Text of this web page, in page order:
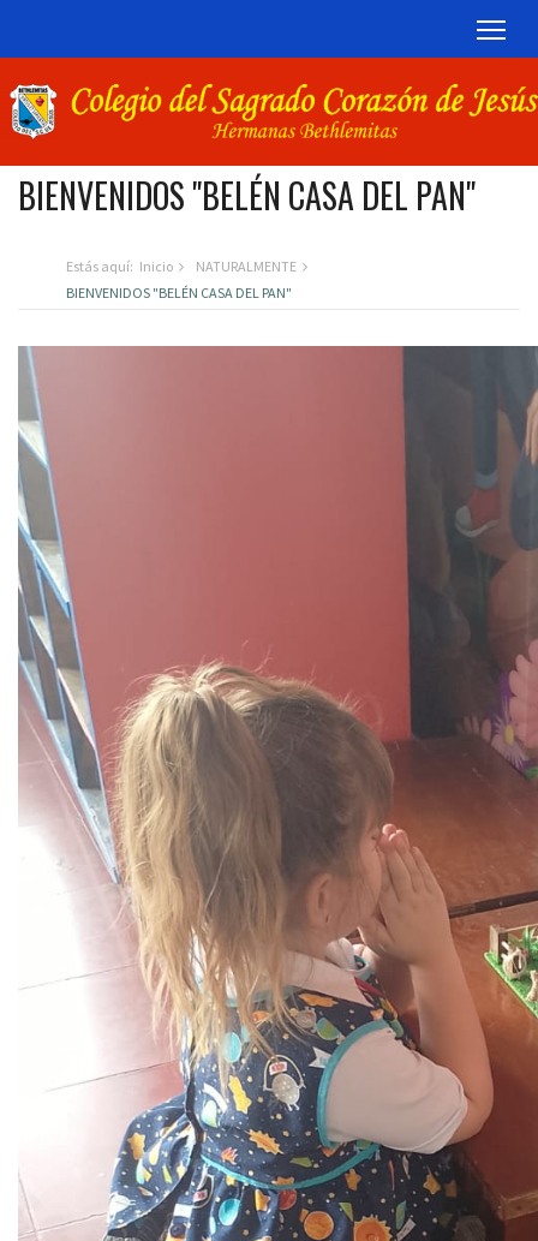
BIENVENIDOS "BELÉN CASA DEL PAN"
Estás aquí: Inicio
NATURALMENTE
BIENVENIDOS "BELÉN CASA DEL PAN"